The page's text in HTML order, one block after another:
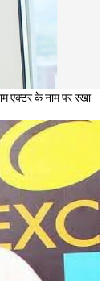
बच्चे का नाम एक्टर के नाम पर रखा